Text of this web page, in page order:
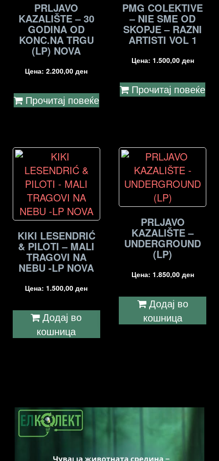
PRLJAVO
KAZALIŠTE – 30
GODINA OD
KONC.NA TRGU
(LP) NOVA
Цена:2.200,00ден
Прочитај повеќе
PMG COLEKTIVE
– NIE SME OD
SKOPJE – RAZNI
ARTISTI VOL 1
Цена: 1.500,00 ден
Прочитај повеќе
KIKI LESENDRIĆ
& PILOTI – MALI
TRAGOVI NA
NEBU -LP NOVA
Цена: 1.500,00ден
Додај во
кошница
PRLJAVO
KAZALIŠTE –
UNDERGROUND
(LP)
Цена: 1.850,00 ден
Додај во
кошница